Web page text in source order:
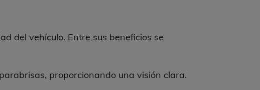
del vehículo. Entre sus beneficios se
proporcionando una visión clara.